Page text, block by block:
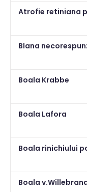
Atrofie retiniana
Blana
Boala Krabbe
Boala Lafora
Boala rinichiului
Boala